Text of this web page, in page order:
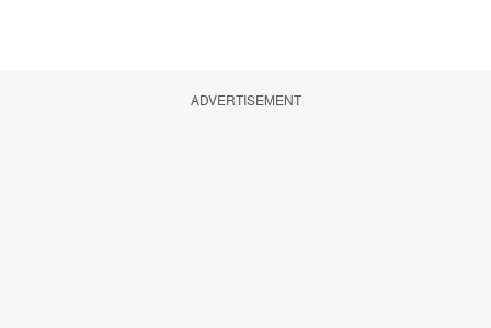
ADVERTISEMENT